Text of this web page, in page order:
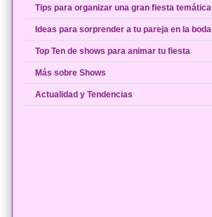
Tips para organizar una gran fiesta temática
Ideas para sorprender a tu pareja en la boda
Top Ten de shows para animar tu fiesta
Más sobre Shows
Actualidad y Tendencias